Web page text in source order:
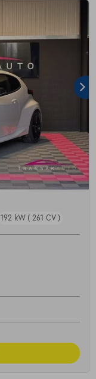
192 kW ( 261 CV )